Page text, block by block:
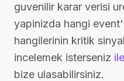
guvenilir karar verisi
yapinizda hangi
hangilerinin kritik
incelemek isterseniz
bize ulasabilirsiniz.